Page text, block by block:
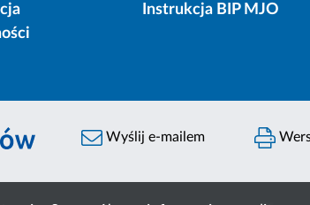
Instrukcja BIP MJO
Wyślij e-mailem